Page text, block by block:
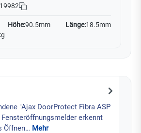
Höhe:90.5mm Länge:18.5mm
"Ajax DoorProtect Fibra ASP
Fensteröffnungsmelder erkennt
Öffnen… Mehr